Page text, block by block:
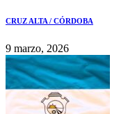
CRUZ ALTA / CÓRDOBA
9 marzo, 2026